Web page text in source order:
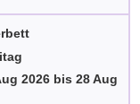
2026 bis 28 Aug